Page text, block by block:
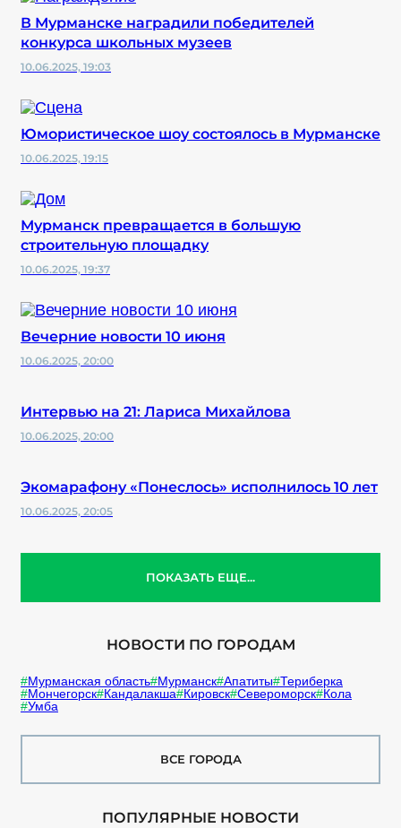
В Мурманске наградили победителей
конкурса школьных музеев
10.06.2025, 19:03
Юмористическое шоу состоялось в Мурманске
10.06.2025, 19:15
Мурманск превращается в большую
строительную площадку
10.06.2025, 19:37
Вечерние новости 10 июня
10.06.2025, 20:00
Интервью на 21: Лариса Михайлова
10.06.2025, 20:00
Экомарафону «Понеслось» исполнилось 10 лет
10.06.2025, 20:05
ПОКАЗАТЬ ЕЩЕ...
НОВОСТИ ПО ГОРОДАМ
Мурманская область Мурманск Апатиты Териберка
Мончегорск Кандалакша Кировск Североморск Кола
Умба
ВСЕ ГОРОДА
ПОПУЛЯРНЫЕ НОВОСТИ